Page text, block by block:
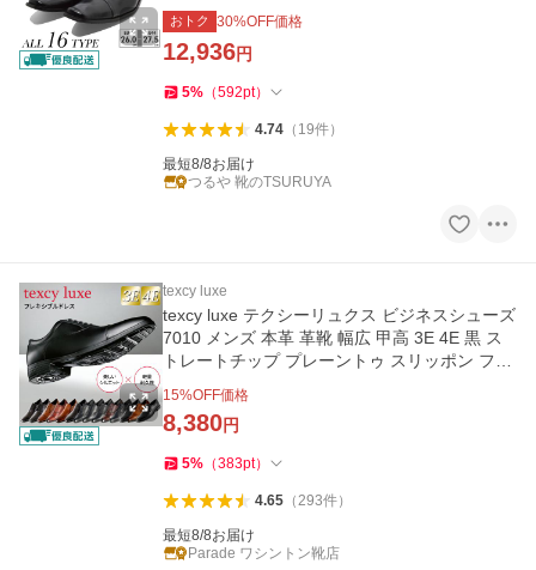
おトク 30%OFF価格
12,936円
5% （592pt）
4.74（ 19件）
最短8/8お届け
つるや 靴のTSURUYA
texcy luxe
texcy luxe テクシーリュクス ビジネスシューズ
7010 メンズ 本革 革靴 幅広 甲高 3E 4E 黒 ス
トレートチップ プレーントゥ スリッポン フレ
15%OFF価格
8,380円
5% （383pt）
4.65（293件）
最短8/8お届け
Parade ワシントン靴店